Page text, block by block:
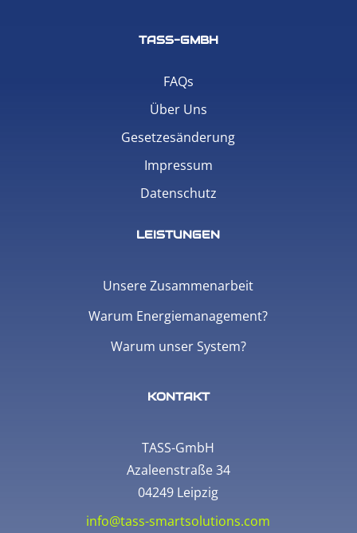
TASS-GMBH
FAQs
Über Uns
Gesetzesänderung
Impressum
Datenschutz
LEISTUNGEN
Unsere Zusammenarbeit
Warum Energiemanagement?
Warum unser System?
KONTAKT
TASS-GmbH
Azaleenstraße 34
04249 Leipzig
info@tass-smartsolutions.com